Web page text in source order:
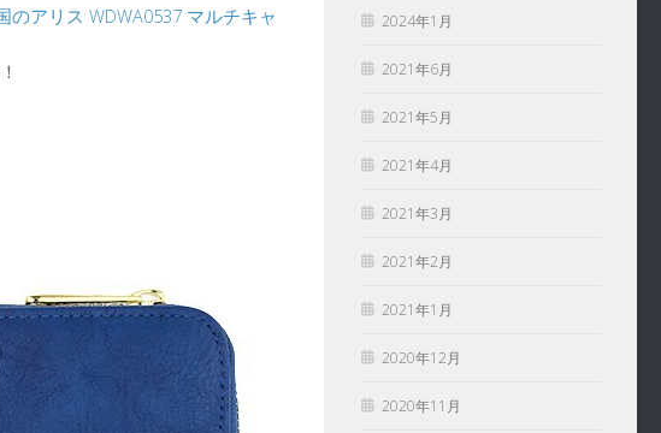
アリス WDWA0537 マルチキャ
2024年1月
2021年6月
2021年5月
2021年4月
2021年3月
2021年2月
2021年1月
2020年12月
2020年11月